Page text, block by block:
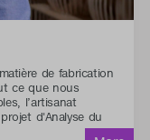
de fabrication
ce que nous
l’artisanat
d'Analyse du